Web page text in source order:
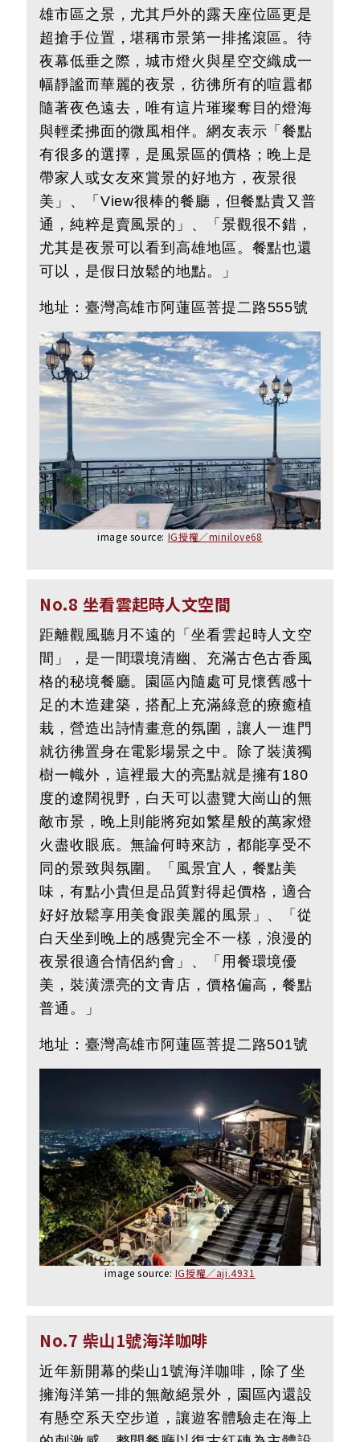
雄市區之景，尤其戶外的露天座位區更是
超搶手位置，堪稱市景第一排搖滾區。待
夜幕低垂之際，城市燈火與星空交織成一
幅靜謐而華麗的夜景，彷彿所有的喧囂都
隨著夜色遠去，唯有這片璀璨奪目的燈海
與輕柔拂面的微風相伴。網友表示「餐點
有很多的選擇，是風景區的價格；晚上是
帶家人或女友來賞景的好地方，夜景很
美」、「View很棒的餐廳，但餐點貴又普
通，純粹是賣風景的」、「景觀很不錯，
尤其是夜景可以看到高雄地區。餐點也還
可以，是假日放鬆的地點。」
地址： 臺灣高雄市阿蓮區菩提二路555號
image source: IG授權／minilove68
No.8 坐看雲起時人文空間
距離觀風聽月不遠的「坐看雲起時人文空
間」，是一間環境清幽、充滿古色古香風
格的秘境餐廳。園區內隨處可見懷舊感十
足的木造建築，搭配上充滿綠意的療癒植
栽，營造出詩情畫意的氛圍，讓人一進門
就彷彿置身在電影場景之中。除了裝潢獨
樹一幟外，這裡最大的亮點就是擁有180
度的遼闊視野，白天可以盡覽大崗山的無
敵市景，晚上則能將宛如繁星般的萬家燈
火盡收眼底。無論何時來訪，都能享受不
同的景致與氛圍。「風景宜人，餐點美
味，有點小貴但是品質對得起價格，適合
好好放鬆享用美食跟美麗的風景」、「從
白天坐到晚上的感覺完全不一樣，浪漫的
夜景很適合情侶約會」、「用餐環境優
美，裝潢漂亮的文青店，價格偏高，餐點
普通。」
地址：臺灣高雄市阿蓮區菩提二路501號
image source: IG授權／aji.4931
No.7 柴山1號海洋咖啡
近年新開幕的柴山1號海洋咖啡，除了坐
擁海洋第一排的無敵絕景外，園區內還設
有懸空系天空步道，讓遊客體驗走在海上